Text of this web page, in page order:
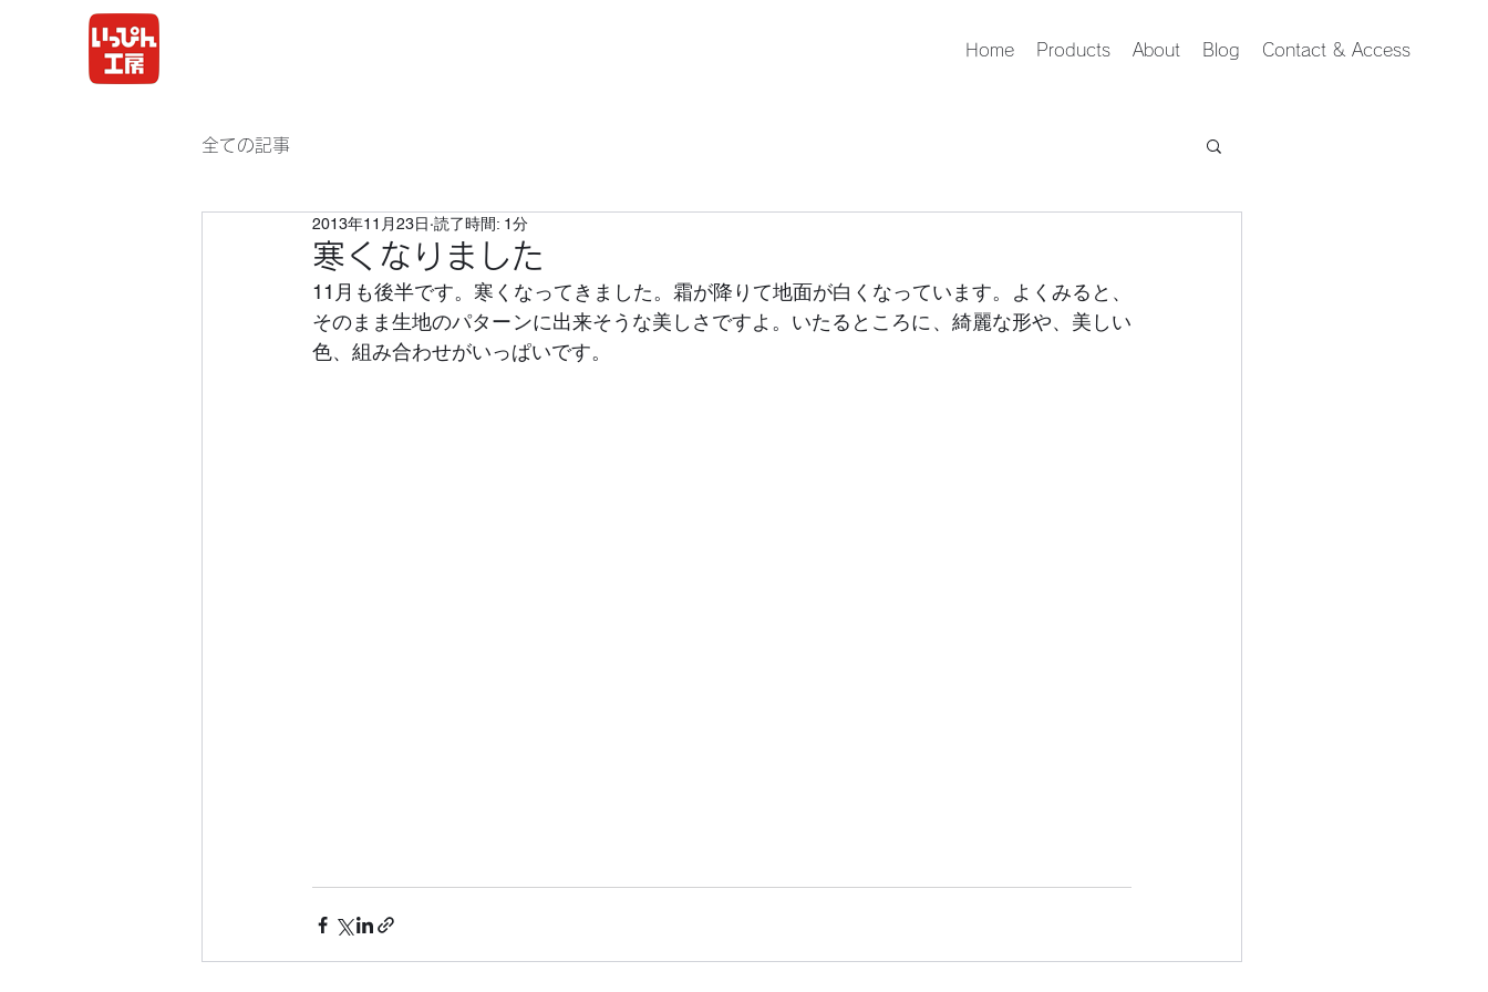
Home Products About Blog Contact & Access
全ての記事
寒くなりました
2013年11月23日 読了時間: 1分
11月も後半です。寒くなってきました。霜が降りて地面が白くなっています。よくみると、
そのまま生地のパターンに出来そうな美しさですよ。いたるところに、綺麗な形や、美しい